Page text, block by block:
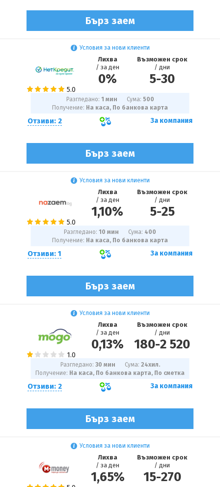
Бърз заем
Условия за нови клиенти
Отзиви: 2
Лихва
/ за ден
0%
Възможен срок
/ дни
5-30
Бърз заем
Разгледано: 1 мин Сума: 500
Получение: На каса, По банкова карта
За компания
Условия за нови клиенти
Отзиви: 1
Лихва
/ за ден
1,10%
Възможен срок
/ дни
5-25
Бърз заем
Разгледано: 10 мин Сума: 400
Получение: На каса, По банкова карта
За компания
Условия за нови клиенти
Отзиви: 2
Лихва
/ за ден
0,13%
Възможен срок
/ дни
180-2 520
Бърз заем
Разгледано: 30 мин Сума: 24хил.
Получение: На каса, По банкова карта, По сметка
За компания
Условия за нови клиенти
Лихва
/ за ден
1,65%
Възможен срок
/ дни
15-270